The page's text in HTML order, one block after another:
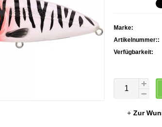
Marke:
Artikelnummer::
Verfügbarkeit:
Zur